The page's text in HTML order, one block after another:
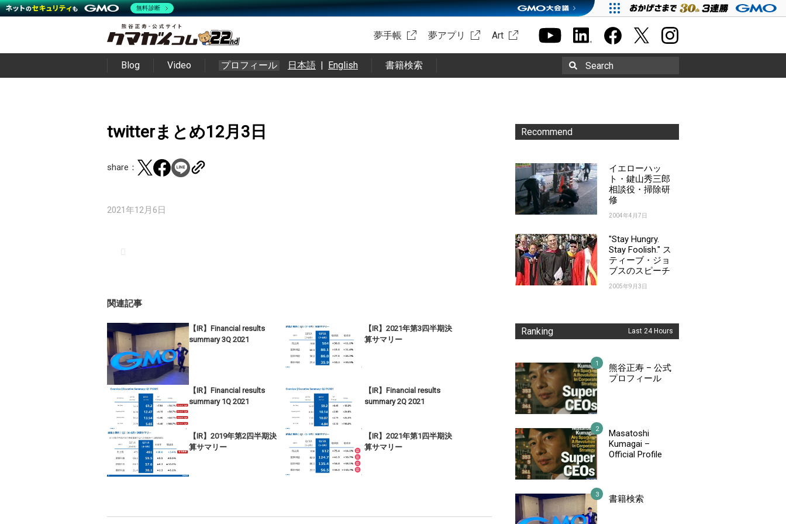
夢手帳 夢アプリ Art
Blog Video プロフィール 日本語 | English 書籍検索 Search
twitterまとめ12月3日
share：
2021年12月6日
関連記事
【IR】Financial results
summary 3Q 2021
【IR】2021年第3四半期決
算サマリー
【IR】Financial results
summary 1Q 2021
【IR】Financial results
summary 2Q 2021
【IR】2019年第2四半期決
算サマリー
【IR】2021年第1四半期決
算サマリー
Recommend
イエローハッ
ト・鍵山秀三郎
相談役・掃除研
修
2004年4月7日
"Stay Hungry.
Stay Foolish." ス
ティーブ・ジョ
ブスのスピーチ
2005年9月3日
Ranking Last 24 Hours
熊谷正寿 – 公式
プロフィール
Masatoshi
Kumagai –
Official Profile
書籍検索
無料診断